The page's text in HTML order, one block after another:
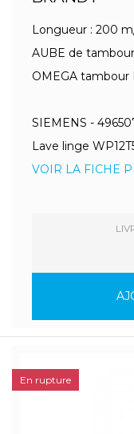
Longueur : 200
AUBE de
OMEGA tambour
SIEMENS -
Lave linge
VOIR LA FICHE
En rupture